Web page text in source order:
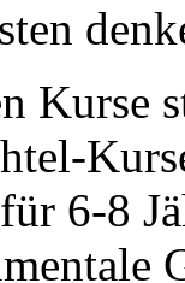
Kurse
6-8